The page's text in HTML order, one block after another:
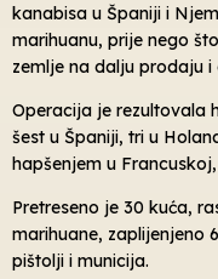
kanabisa u Španiji i
marihuanu, prije nego
zemlje na dalju prodaju i
Operacija je rezultovala
šest u Španiji, tri u
hapšenjem u
Pretreseno je 30 kuća,
marihuane, zaplijenjeno
pištolji i municija.